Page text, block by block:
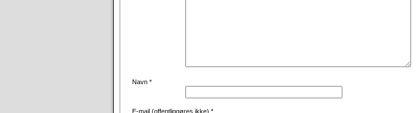
Navn *
E-mail (offentliggøres ikke) *